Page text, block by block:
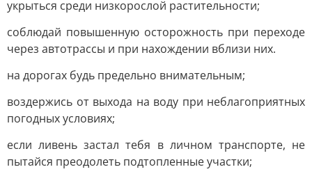
укрыться среди низкорослой растительности;
соблюдай повышенную осторожность при переходе
через автотрассы и при нахождении вблизи них.
на дорогах будь предельно внимательным;
воздержись от выхода на воду при неблагоприятных
погодных условиях;
если ливень застал тебя в личном транспорте, не
пытайся преодолеть подтопленные участки;